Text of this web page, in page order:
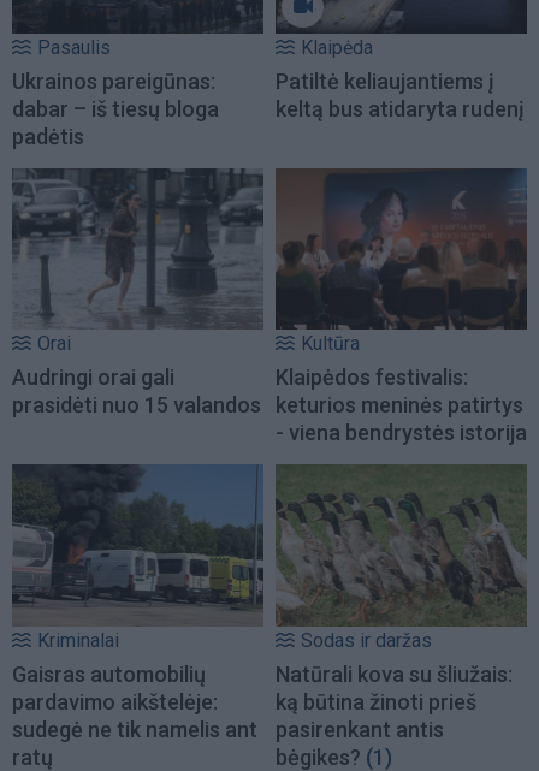
Pasaulis
Ukrainos pareigūnas:
dabar – iš tiesų bloga
padėtis
Klaipėda
Patiltė keliaujantiems į
keltą bus atidaryta rudenį
Orai
Audringi orai gali
prasidėti nuo 15 valandos
Kultūra
Klaipėdos festivalis:
keturios meninės patirtys
- viena bendrystės istorija
Kriminalai
Gaisras automobilių
pardavimo aikštelėje:
sudegė ne tik namelis ant
ratų
Sodas ir daržas
Natūrali kova su šliužais:
ką būtina žinoti prieš
pasirenkant antis
bėgikes? (1)